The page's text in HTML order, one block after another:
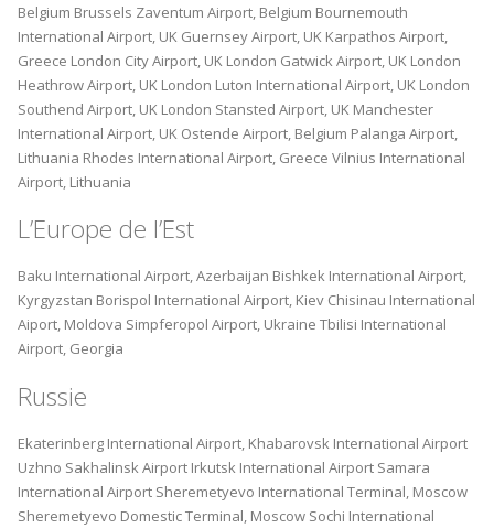
Belgium Brussels Zaventum Airport, Belgium Bournemouth
International Airport, UK Guernsey Airport, UK Karpathos Airport,
Greece London City Airport, UK London Gatwick Airport, UK London
Heathrow Airport, UK London Luton International Airport, UK London
Southend Airport, UK London Stansted Airport, UK Manchester
International Airport, UK Ostende Airport, Belgium Palanga Airport,
Lithuania Rhodes International Airport, Greece Vilnius International
Airport, Lithuania
L’Europe de l’Est
Baku International Airport, Azerbaijan Bishkek International Airport,
Kyrgyzstan Borispol International Airport, Kiev Chisinau International
Aiport, Moldova Simpferopol Airport, Ukraine Tbilisi International
Airport, Georgia
Russie
Ekaterinberg International Airport, Khabarovsk International Airport
Uzhno Sakhalinsk Airport Irkutsk International Airport Samara
International Airport Sheremetyevo International Terminal, Moscow
Sheremetyevo Domestic Terminal, Moscow Sochi International